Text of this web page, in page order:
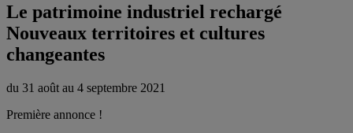
Le patrimoine industriel rechargé
Nouveaux territoires et cultures
changeantes
du 31 août au 4 septembre 2021
Première annonce !